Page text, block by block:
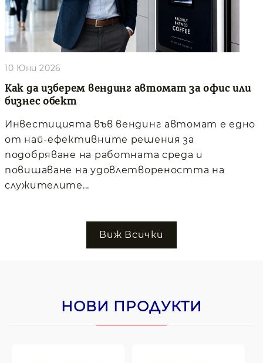
Как да изберем вендинг автомат за офис или
бизнес обект
10 Юни 2026
Инвестицията във вендинг автомат е едно
от най-ефективните решения за
подобряване на работната среда и
повишаване на удовлетвореността на
служителите...
Виж Всички
НОВИ ПРОДУКТИ